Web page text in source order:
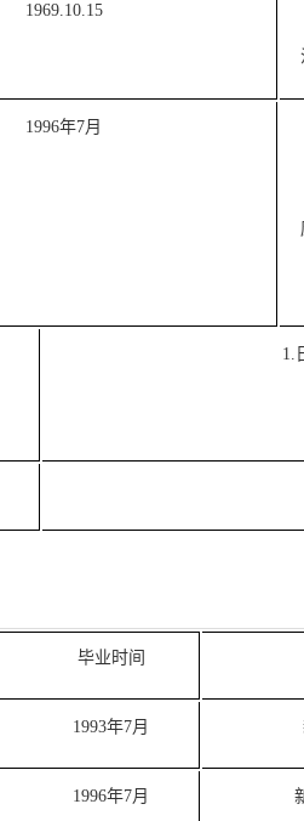
1969.10.15
1996年7月
1.
毕业时间
1993年7月
1996年7月